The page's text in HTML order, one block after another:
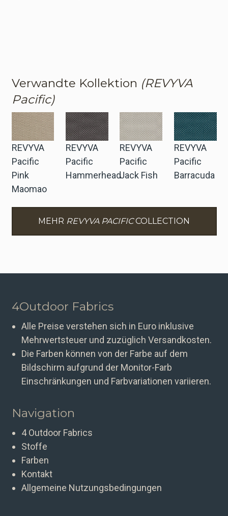
Verwandte Kollektion (REVYVA
Pacific)
REVYVA
Pacific
Pink
Maomao
REVYVA
Pacific
Hammerhead
REVYVA
Pacific
Jack Fish
REVYVA
Pacific
Barracuda
MEHR REVYVA PACIFICCOLLECTION
4Outdoor Fabrics
Alle Preise verstehen sich in Euro inklusive
Mehrwertsteuer und zuzüglich Versandkosten.
Die Farben können von der Farbe auf dem
Bildschirm aufgrund der Monitor-Farb
Einschränkungen und Farbvariationen variieren.
Navigation
4 Outdoor Fabrics
Stoffe
Farben
Kontakt
Allgemeine Nutzungsbedingungen